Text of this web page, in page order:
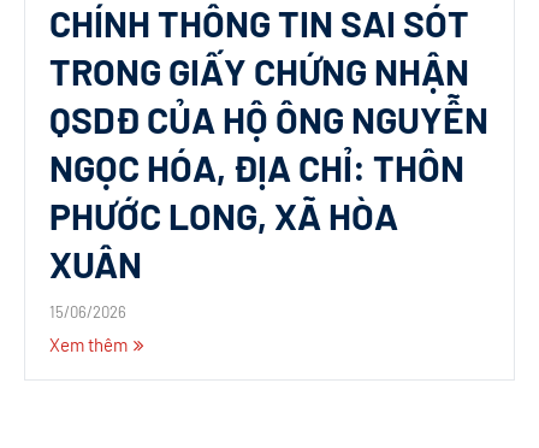
CHÍNH THÔNG TIN SAI SÓT
TRONG GIẤY CHỨNG NHẬN
QSDĐ CỦA HỘ ÔNG NGUYỄN
NGỌC HÓA, ĐỊA CHỈ: THÔN
PHƯỚC LONG, XÃ HÒA
XUÂN
15/06/2026
Xem thêm